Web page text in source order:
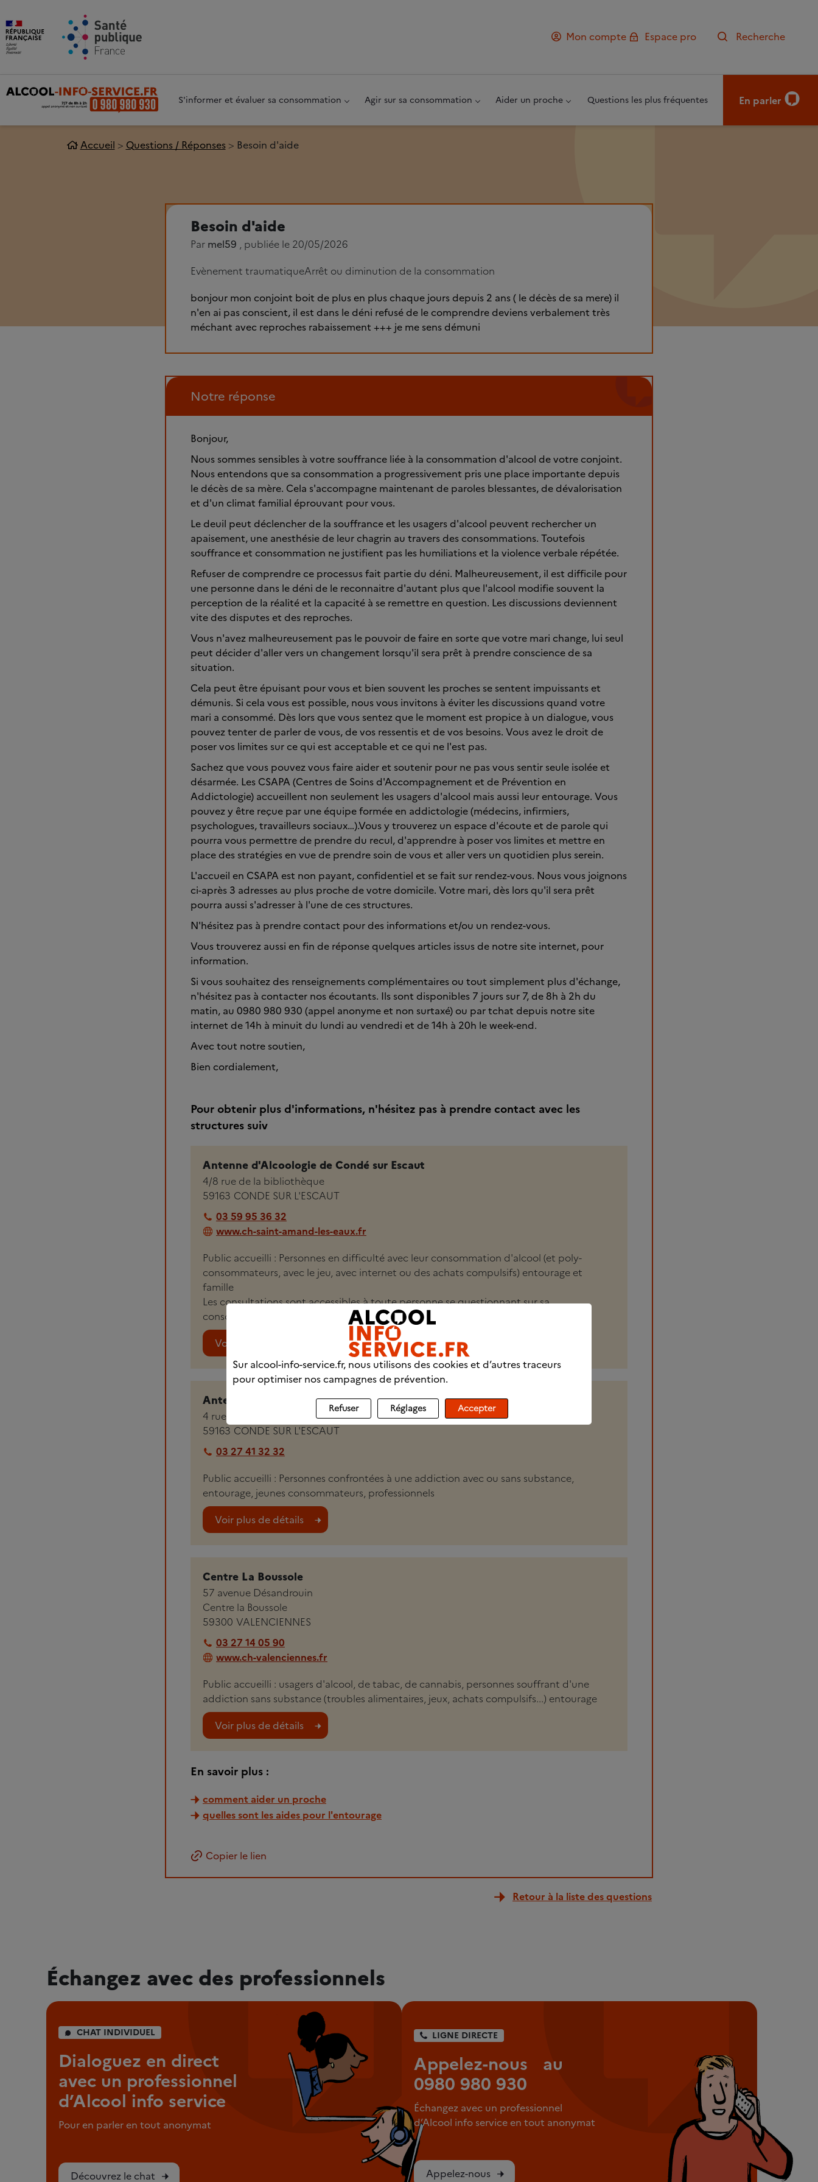
Mon compte
Espace pro Recherche
S'informer et évaluer sa consommation Agir sur sa consommation Aider un proche Questions les plus fréquentes En parler
Accueil Questions / Réponses Besoin d'aide
Besoin d'aide
Par mel59 , publiée le 20/05/2026
Evènement traumatiqueArrêt ou diminution de la consommation
bonjour mon conjoint boit de plus en plus chaque jours depuis 2 ans ( le décès de sa mere) il
n'en ai pas conscient, il est dans le déni refusé de le comprendre deviens verbalement très
méchant avec reproches rabaissement +++ je me sens démuni
Notre réponse
Bonjour,
Nous sommes sensibles à votre souffrance liée à la consommation d'alcool de votre conjoint.
Nous entendons que sa consommation a progressivement pris une place importante depuis
le décès de sa mère. Cela s'accompagne maintenant de paroles blessantes, de dévalorisation
et d'un climat familial éprouvant pour vous.
Le deuil peut déclencher de la souffrance et les usagers d'alcool peuvent rechercher un
apaisement, une anesthésie de leur chagrin au travers des consommations. Toutefois
souffrance et consommation ne justifient pas les humiliations et la violence verbale répétée.
Refuser de comprendre ce processus fait partie du déni. Malheureusement, il est difficile pour
une personne dans le déni de le reconnaitre d'autant plus que l'alcool modifie souvent la
perception de la réalité et la capacité à se remettre en question. Les discussions deviennent
vite des disputes et des reproches.
Vous n'avez malheureusement pas le pouvoir de faire en sorte que votre mari change, lui seul
peut décider d'aller vers un changement lorsqu'il sera prêt à prendre conscience de sa
situation.
Cela peut être épuisant pour vous et bien souvent les proches se sentent impuissants et
démunis. Si cela vous est possible, nous vous invitons à éviter les discussions quand votre
mari a consommé. Dès lors que vous sentez que le moment est propice à un dialogue, vous
pouvez tenter de parler de vous, de vos ressentis et de vos besoins. Vous avez le droit de
poser vos limites sur ce qui est acceptable et ce qui ne l'est pas.
Sachez que vous pouvez vous faire aider et soutenir pour ne pas vous sentir seule isolée et
désarmée. Les CSAPA (Centres de Soins d'Accompagnement et de Prévention en
Addictologie) accueillent non seulement les usagers d'alcool mais aussi leur entourage. Vous
pouvez y être reçue par une équipe formée en addictologie (médecins, infirmiers,
psychologues, travailleurs sociaux…).Vous y trouverez un espace d'écoute et de parole qui
pourra vous permettre de prendre du recul, d'apprendre à poser vos limites et mettre en
place des stratégies en vue de prendre soin de vous et aller vers un quotidien plus serein.
L'accueil en CSAPA est non payant, confidentiel et se fait sur rendez-vous. Nous vous joignons
ci-après 3 adresses au plus proche de votre domicile. Votre mari, dès lors qu'il sera prêt
pourra aussi s'adresser à l'une de ces structures.
N'hésitez pas à prendre contact pour des informations et/ou un rendez-vous.
Vous trouverez aussi en fin de réponse quelques articles issus de notre site internet, pour
information.
Si vous souhaitez des renseignements complémentaires ou tout simplement plus d'échange,
n'hésitez pas à contacter nos écoutants. Ils sont disponibles 7 jours sur 7, de 8h à 2h du
matin, au 0980 980 930 (appel anonyme et non surtaxé) ou par tchat depuis notre site
internet de 14h à minuit du lundi au vendredi et de 14h à 20h le week-end.
Avec tout notre soutien,
Bien cordialement,
Pour obtenir plus d'informations, n'hésitez pas à prendre contact avec les
structures suiv
Antenne d'Alcoologie de Condé sur Escaut
4/8 rue de la bibliothèque
59163 CONDE SUR L'ESCAUT
03 59 95 36 32
www.ch-saint-amand-les-eaux.fr
Public accueilli : Personnes en difficulté avec leur consommation d'alcool (et poly-
consommateurs, avec le jeu, avec internet ou des achats compulsifs) entourage et
famille
Les consultations sont accessibles à toute personne se questionnant sur sa
consommation, désirant faire le point, réduire ou arrêter l'alcool.
Voir plus de détails
Antenne du CSAPA Delta
4 rue Neuve
59163 CONDE SUR L'ESCAUT
03 27 41 32 32
Public accueilli : Personnes confrontées à une addiction avec ou sans substance,
entourage, jeunes consommateurs, professionnels
Voir plus de détails
Centre La Boussole
57 avenue Désandrouin
Centre la Boussole
59300 VALENCIENNES
03 27 14 05 90
www.ch-valenciennes.fr
Public accueilli : usagers d'alcool, de tabac, de cannabis, personnes souffrant d'une
addiction sans substance (troubles alimentaires, jeux, achats compulsifs...) entourage
Voir plus de détails
En savoir plus :
comment aider un proche
quelles sont les aides pour l'entourage
Copier le lien
Retour à la liste des questions
Échangez avec des professionnels
CHAT INDIVIDUEL
Dialoguez en direct
avec un professionnel
d’Alcool info service
Pour en parler en tout anonymat
Découvrez le chat
LIGNE DIRECTE
Appelez-nous au
0980 980 930
Échangez avec un professionnel
d’Alcool info service en tout anonymat
Appelez-nous
Sur alcool-info-service.fr, nous utilisons des cookies et d’autres traceurs
pour optimiser nos campagnes de prévention.
Refuser Réglages Accepter